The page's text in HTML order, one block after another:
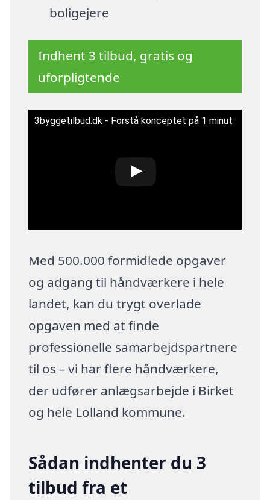
boligejere
Indhent 3 tilbud, gratis og
uforpligtende
3byggetilbud.dk - Forstå konceptet på 1 minut
Med 500.000 formidlede opgaver
og adgang til håndværkere i hele
landet, kan du trygt overlade
opgaven med at finde
professionelle samarbejdspartnere
til os – vi har flere håndværkere,
der udfører anlægsarbejde i Birket
og hele Lolland kommune.
Sådan indhenter du 3
tilbud fra et